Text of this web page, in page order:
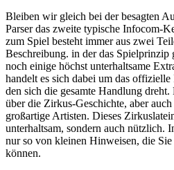
Bleiben wir gleich bei der besagten
Parser das zweite typische Infocom-
zum Spiel besteht immer aus zwei
Beschreibung. in der das Spielprinzip
noch einige höchst unterhaltsame
handelt es sich dabei um das
den sich die gesamte Handlung
über die Zirkus-Geschichte, aber
großartige Artisten. Dieses
unterhaltsam, sondern auch nützlich.
nur so von kleinen Hinweisen, die
können.